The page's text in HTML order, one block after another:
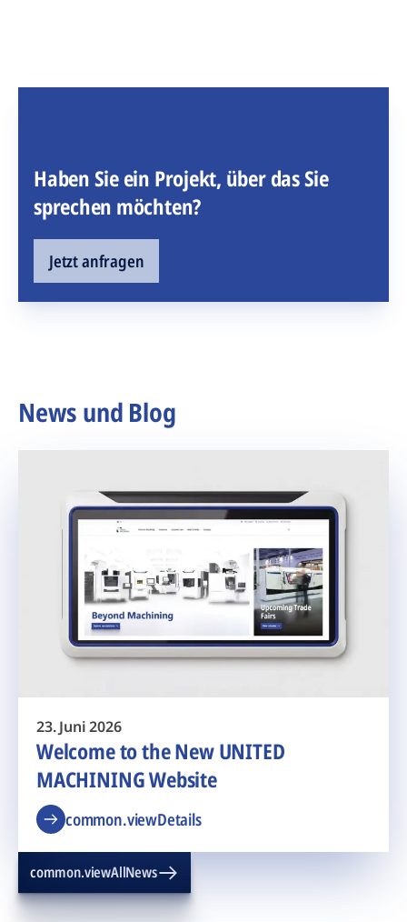
Haben Sie ein Projekt, über das Sie
sprechen möchten?
Jetzt anfragen
News und Blog
23. Juni 2026
Welcome to the New UNITED
MACHINING Website
common.viewDetails
common.viewAllNews